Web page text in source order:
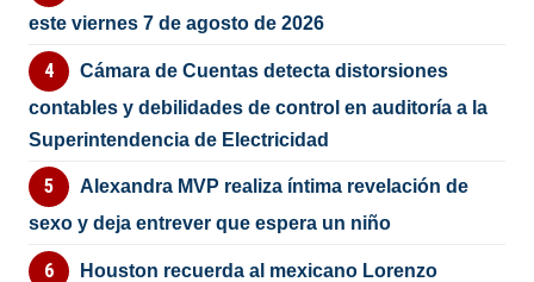
este viernes 7 de agosto de 2026
Cámara de Cuentas detecta distorsiones
contables y debilidades de control en auditoría a la
Superintendencia de Electricidad
Alexandra MVP realiza íntima revelación de
sexo y deja entrever que espera un niño
Houston recuerda al mexicano Lorenzo